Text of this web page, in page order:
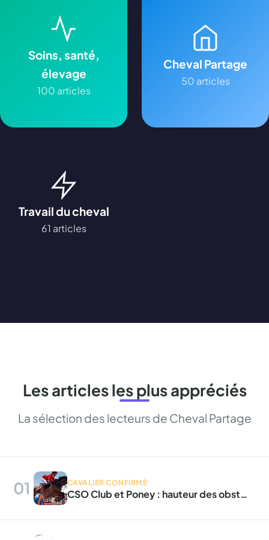
Soins, santé,
élevage
100 articles
Cheval Partage
50 articles
Travail du cheval
61 articles
Les articles les plus appréciés
La sélection des lecteurs de Cheval Partage
01 CAVALIER CONFIRMÉ
CSO Club et Poney : hauteur des obstacles et technicité des parcours